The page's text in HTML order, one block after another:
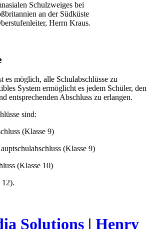
Schulzweiges bei
an der Südküste
Herrn Kraus.
es möglich, alle Schulabschlüsse zu
System ermöglicht es jedem Schüler, den
entsprechenden Abschluss zu erlangen.
sind:
(Klasse 9)
(Klasse 9)
(Klasse 10)
12).
Solutions | Henry